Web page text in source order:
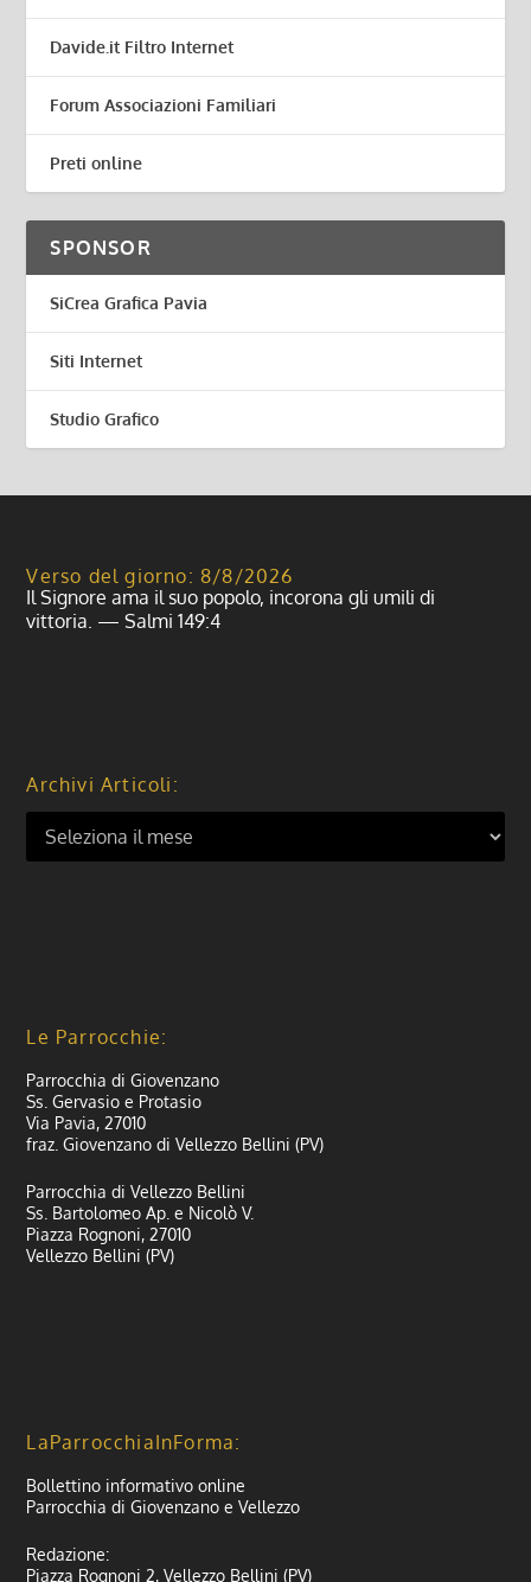
Davide.it Filtro Internet
Forum Associazioni Familiari
Preti online
SPONSOR
SiCrea Grafica Pavia
Siti Internet
Studio Grafico
Verso del giorno: 8/8/2026
Il Signore ama il suo popolo, incorona gli umili di
vittoria. — Salmi 149:4
Archivi Articoli:
Le Parrocchie:
Parrocchia di Giovenzano
Ss. Gervasio e Protasio
Via Pavia, 27010
fraz. Giovenzano di Vellezzo Bellini (PV)
Parrocchia di Vellezzo Bellini
Ss. Bartolomeo Ap. e Nicolò V.
Piazza Rognoni, 27010
Vellezzo Bellini (PV)
LaParrocchiaInForma:
Bollettino informativo online
Parrocchia di Giovenzano e Vellezzo
Redazione:
Piazza Rognoni 2, Vellezzo Bellini (PV)